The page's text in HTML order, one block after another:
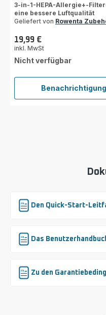
Benachrichtigung
3-
3-in-1-HEPA-Allergie+-
eine bessere Luftqualität
Geliefert von Rowenta
Preis
19,99 €
inkl. MwSt
Nicht verfügbar
Den Quick-Start-
Das
Zu den